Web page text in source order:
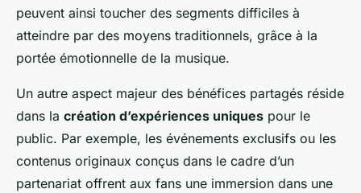
peuvent ainsi toucher des segments difficiles à
atteindre par des moyens traditionnels, grâce à la
portée émotionnelle de la musique.
Un autre aspect majeur des bénéfices partagés réside
dans la création d’expériences uniques pour le
public. Par exemple, les événements exclusifs ou les
contenus originaux conçus dans le cadre d’un
partenariat offrent aux fans une immersion dans une